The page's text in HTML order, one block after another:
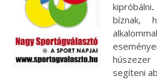
kipróbálni.
bíznak,
segíteni